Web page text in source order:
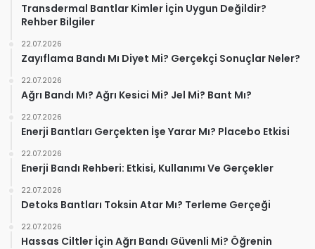
Transdermal Bantlar Kimler İçin Uygun Değildir?
Rehber Bilgiler
22.07.2026
Zayıflama Bandı Mı Diyet Mi? Gerçekçi Sonuçlar Neler?
22.07.2026
Ağrı Bandı Mı? Ağrı Kesici Mi? Jel Mi? Bant Mı?
22.07.2026
Enerji Bantları Gerçekten İşe Yarar Mı? Placebo Etkisi
22.07.2026
Enerji Bandı Rehberi: Etkisi, Kullanımı Ve Gerçekler
22.07.2026
Detoks Bantları Toksin Atar Mı? Terleme Gerçeği
22.07.2026
Hassas Ciltler İçin Ağrı Bandı Güvenli Mi? Öğrenin